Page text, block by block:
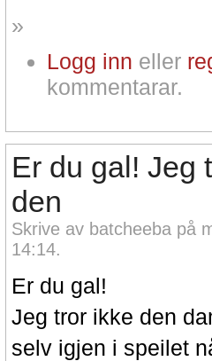
»
Logg inn eller
kommentarar.
Er du gal! Jeg
den
Skrive av batcheeba på
14:14.
Er du gal!
Jeg tror ikke den
selv igjen i speilet